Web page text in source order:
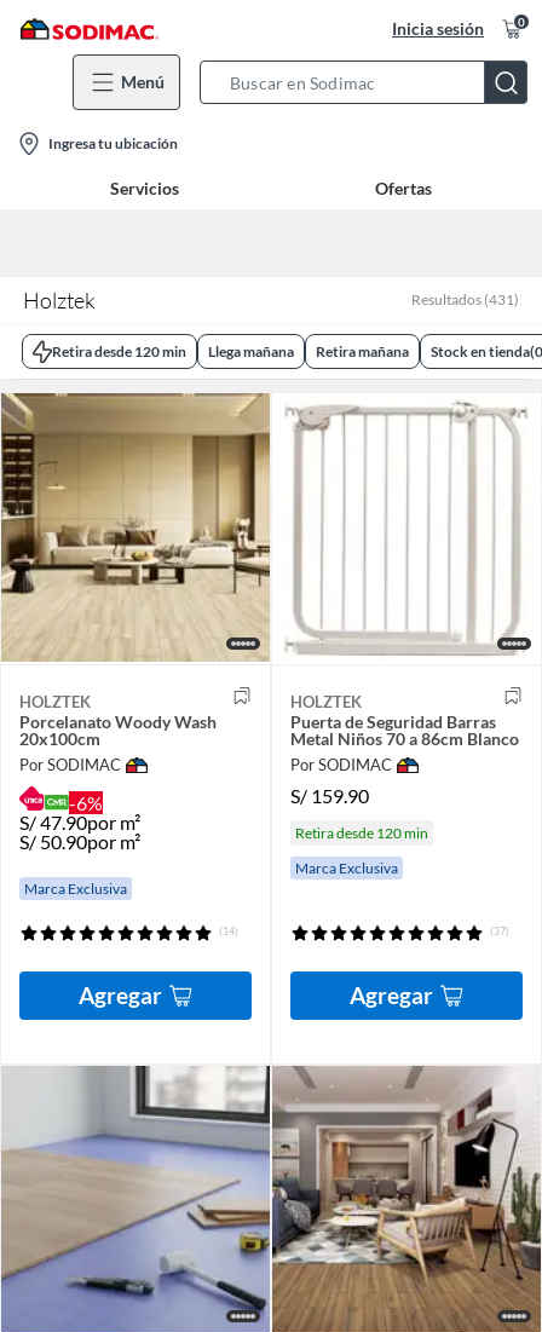
Inicia sesión 0
Menú
Bar
location-
icon
Ingresa tu ubicación
Servicios Ofertas
Holztek Resultados (431)
Retira desde 120 min Llega mañana Retira mañana Stock en tienda(0
HOLZTEK
Porcelanato Woody Wash
20x100cm
Por SODIMAC
-6%
S/47.90por m²
S/ 50.90por m²
Marca Exclusiva
(14)
Agregar
HOLZTEK
Puerta de Seguridad Barras
Metal Niños 70 a 86cm Blanco
Por SODIMAC
S/ 159.90
Retira desde 120 min
Marca Exclusiva
(37)
Agregar